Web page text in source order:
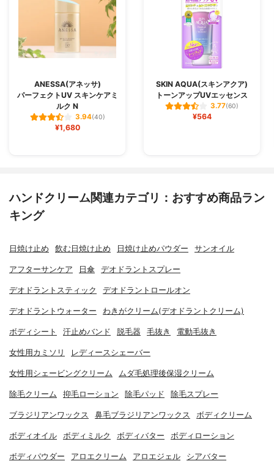
ANESSA(アネッサ)
パーフェクトUV スキンケアミ
ルク N
3.94(40)
¥1,680
SKIN AQUA(スキンアクア)
トーンアップUVエッセンス
3.77(60)
¥564
ハンドクリーム関連カテゴリ：おすすめ商品ラン
キング
日焼け止め 飲む日焼け止め 日焼け止めパウダー サンオイル
アフターサンケア 日傘 デオドラントスプレー
デオドラントスティック デオドラントロールオン
デオドラントウォーター わきがクリーム(デオドラントクリーム)
ボディシート 汗止めバンド 脱毛器 毛抜き 電動毛抜き
女性用カミソリ レディースシェーバー
女性用シェービングクリーム ムダ毛処理後保湿クリーム
除毛クリーム 抑毛ローション 除毛パッド 除毛スプレー
ブラジリアンワックス 鼻毛ブラジリアンワックス ボディクリーム
ボディオイル ボディミルク ボディバター ボディローション
ボディパウダー アロエクリーム アロエジェル シアバター